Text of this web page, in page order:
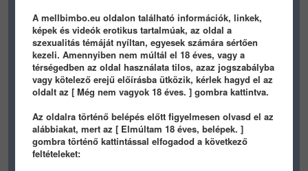
panameraképei - 885 oldal
A mellbimbo.eu oldalon található információk, linkek,
képek és videók erotikus tartalmúak, az oldal a
szexualitás témáját nyíltan, egyesek számára sértően
kezeli. Amennyiben nem múltál el 18 éves, vagy a
térségedben az oldal használata tilos, azaz jogszabályba
vagy kötelező erejű előírásba ütközik, kérlek hagyd el az
oldalt az [ Még nem vagyok 18 éves. ] gombra kattintva.
Az oldalra történő belépés előtt figyelmesen olvasd el az
alábbiakat, mert az [ Elmúltam 18 éves, belépek. ]
gombra történő kattintással elfogadod a következő
feltételeket: